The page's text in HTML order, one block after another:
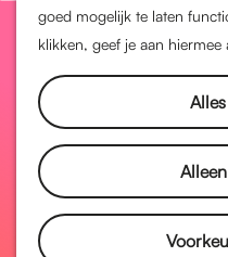
goed mogelijk te laten
klikken, geef je aan
k
e
r
t
n